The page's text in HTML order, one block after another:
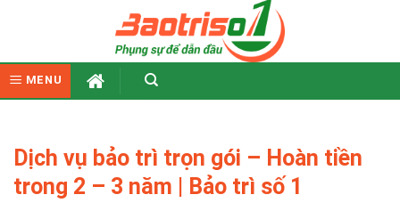
MENU
Dịch vụ bảo trì trọn gói – Hoàn tiền
trong 2 – 3 năm | Bảo trì số 1